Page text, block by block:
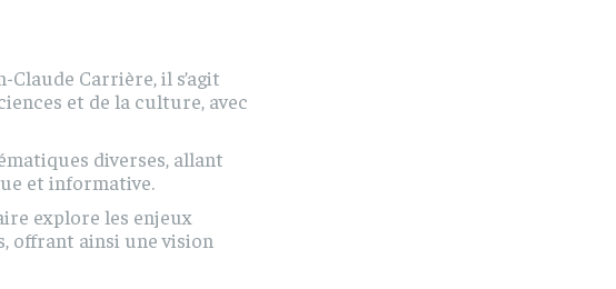
Claude Carrière, il s’agit
et de la culture, avec
diverses, allant
et informative.
explore les enjeux
offrant ainsi une vision